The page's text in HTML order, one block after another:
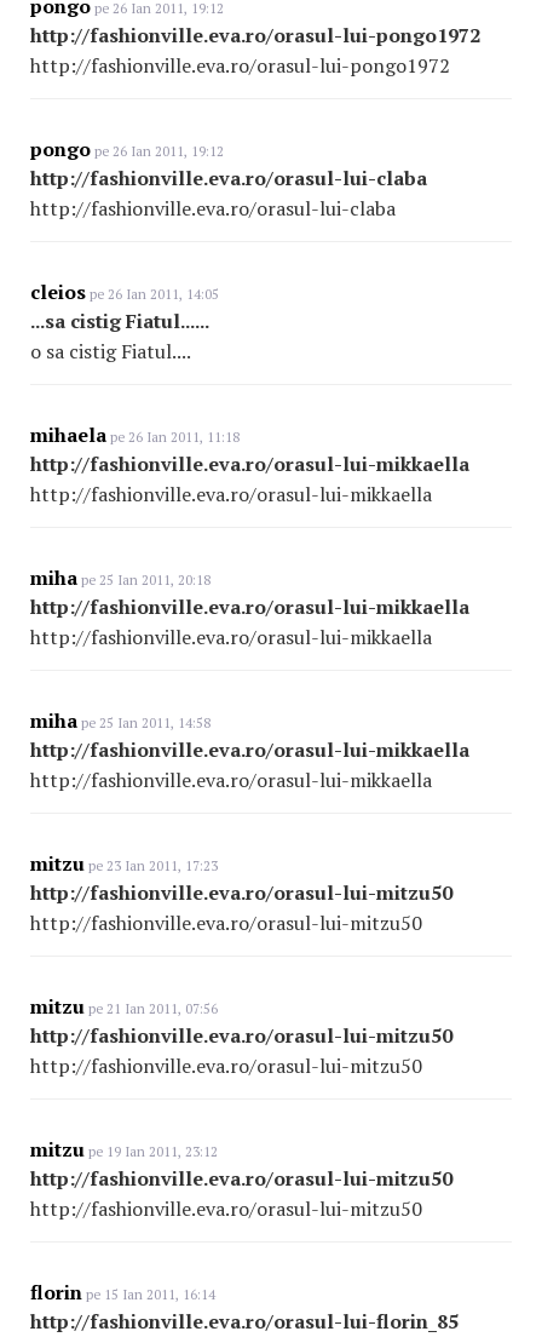
pongo pe 26 Ian 2011, 19:12
http://fashionville.eva.ro/orasul-lui-pongo1972
http://fashionville.eva.ro/orasul-lui-pongo1972
pongo pe 26 Ian 2011, 19:12
http://fashionville.eva.ro/orasul-lui-claba
http://fashionville.eva.ro/orasul-lui-claba
cleios pe 26 Ian 2011, 14:05
...sa cistig Fiatul......
o sa cistig Fiatul....
mihaela pe 26 Ian 2011, 11:18
http://fashionville.eva.ro/orasul-lui-mikkaella
http://fashionville.eva.ro/orasul-lui-mikkaella
miha pe 25 Ian 2011, 20:18
http://fashionville.eva.ro/orasul-lui-mikkaella
http://fashionville.eva.ro/orasul-lui-mikkaella
miha pe 25 Ian 2011, 14:58
http://fashionville.eva.ro/orasul-lui-mikkaella
http://fashionville.eva.ro/orasul-lui-mikkaella
mitzu pe 23 Ian 2011, 17:23
http://fashionville.eva.ro/orasul-lui-mitzu50
http://fashionville.eva.ro/orasul-lui-mitzu50
mitzu pe 21 Ian 2011, 07:56
http://fashionville.eva.ro/orasul-lui-mitzu50
http://fashionville.eva.ro/orasul-lui-mitzu50
mitzu pe 19 Ian 2011, 23:12
http://fashionville.eva.ro/orasul-lui-mitzu50
http://fashionville.eva.ro/orasul-lui-mitzu50
florin pe 15 Ian 2011, 16:14
http://fashionville.eva.ro/orasul-lui-florin_85